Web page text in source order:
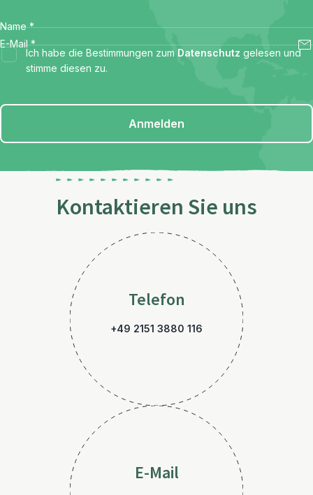
Name *
E-Mail *
Ich habe die Bestimmungen zum Datenschutz gelesen und
stimme diesen zu.
Anmelden
Kontaktieren Sie uns
Telefon
+49 2151 3880 116
E-Mail